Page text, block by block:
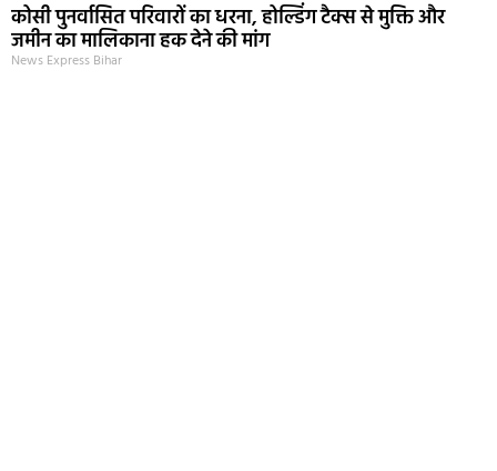
कोसी पुनर्वासित परिवारों का धरना, होल्डिंग टैक्स से मुक्ति और
जमीन का मालिकाना हक देने की मांग
News Express Bihar